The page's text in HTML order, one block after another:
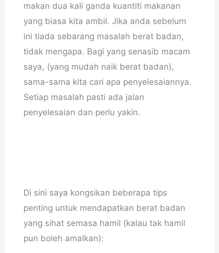
makan dua kali ganda kuantiti makanan
yang biasa kita ambil. Jika anda sebelum
ini tiada sebarang masalah berat badan,
tidak mengapa. Bagi yang senasib macam
saya, (yang mudah naik berat badan),
sama-sama kita cari apa penyelesaiannya.
Setiap masalah pasti ada jalan
penyelesaian dan perlu yakin.
Di sini saya kongsikan beberapa tips
penting untuk mendapatkan berat badan
yang sihat semasa hamil (kalau tak hamil
pun boleh amalkan):